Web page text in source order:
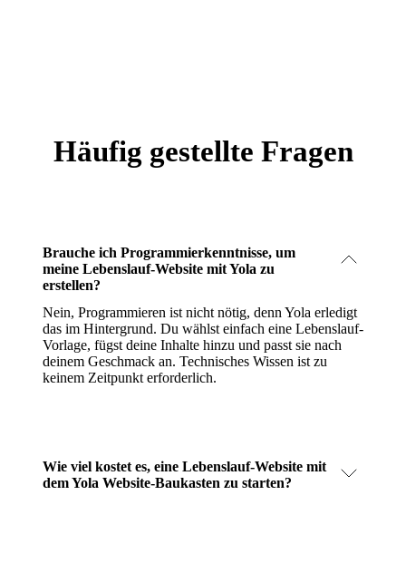
Häufig gestellte Fragen
Brauche ich Programmierkenntnisse, um
meine Lebenslauf-Website mit Yola zu
erstellen?
Nein, Programmieren ist nicht nötig, denn Yola erledigt
das im Hintergrund. Du wählst einfach eine Lebenslauf-
Vorlage, fügst deine Inhalte hinzu und passt sie nach
deinem Geschmack an. Technisches Wissen ist zu
keinem Zeitpunkt erforderlich.
Wie viel kostet es, eine Lebenslauf-Website mit
dem Yola Website-Baukasten zu starten?